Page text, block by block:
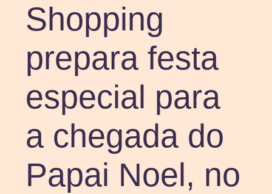
Shopping
prepara festa
especial para
a chegada do
Papai Noel, no